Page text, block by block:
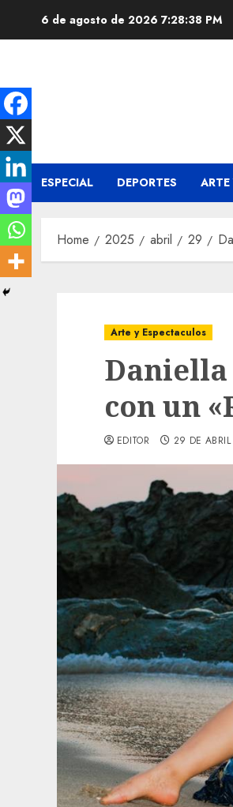
6 de agosto de 2026 7:28:38 PM
ESPECIAL DEPORTES ARTE
Home 2025 abril 29
Arte y Espectaculos
con un
EDITOR 29 DE